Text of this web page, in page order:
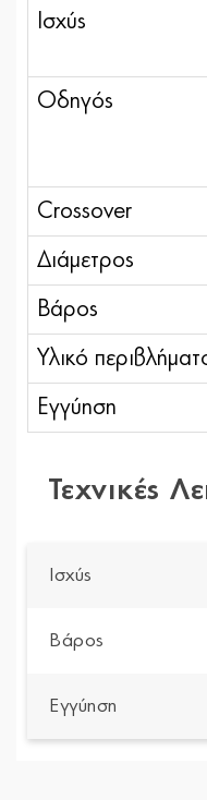
Ισχύς
Οδηγός
Crossover
Διάμετρος
Βάρος
Υλικό
Εγγύηση
Τεχνικές
Ισχύς
Βάρος
Εγγύηση